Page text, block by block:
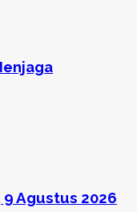
9 Agustus 2026